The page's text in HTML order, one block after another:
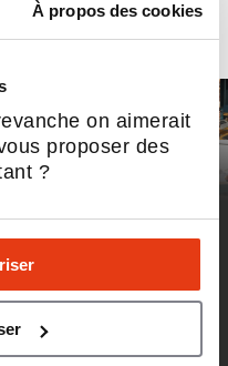
À propos des cookies
on aimerait
proposer des
?
FRANCHISÉS &
FRANCHISEURS